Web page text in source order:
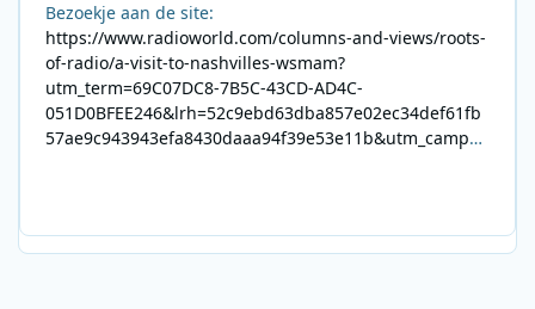
Bezoekje aan de site:
https://www.radioworld.com/columns-and-views/roots-
of-radio/a-visit-to-nashvilles-wsmam?
utm_term=69C07DC8-7B5C-43CD-AD4C-
051D0BFEE246&lrh=52c9ebd63dba857e02ec34def61fb
57ae9c943943efa8430daaa94f39e53e11b&utm_campai
8F09201A140D&utm_source=SmartBrief